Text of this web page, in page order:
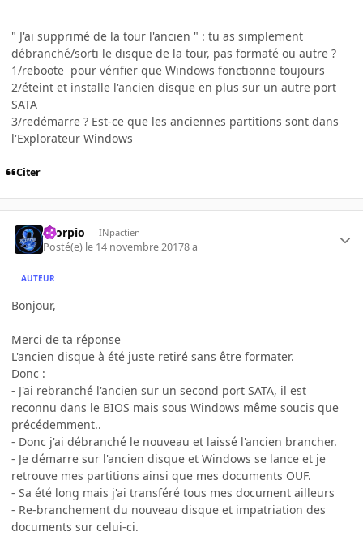
" J'ai supprimé de la tour l'ancien " : tu as simplement
débranché/sorti le disque de la tour, pas formaté ou autre ?
1/reboote pour vérifier que Windows fonctionne toujours
2/éteint et installe l'ancien disque en plus sur un autre port
SATA
3/redémarre ? Est-ce que les anciennes partitions sont dans
l'Explorateur Windows
Citer
Scorpio INpactien
Posté(e) le 14 novembre 20178 a
AUTEUR
Bonjour,
Merci de ta réponse
L'ancien disque à été juste retiré sans être formater.
Donc :
- J'ai rebranché l'ancien sur un second port SATA, il est
reconnu dans le BIOS mais sous Windows même soucis que
précédemment..
- Donc j'ai débranché le nouveau et laissé l'ancien brancher.
- Je démarre sur l'ancien disque et Windows se lance et je
retrouve mes partitions ainsi que mes documents OUF.
- Sa été long mais j'ai transféré tous mes document ailleurs
- Re-branchement du nouveau disque et impatriation des
documents sur celui-ci.